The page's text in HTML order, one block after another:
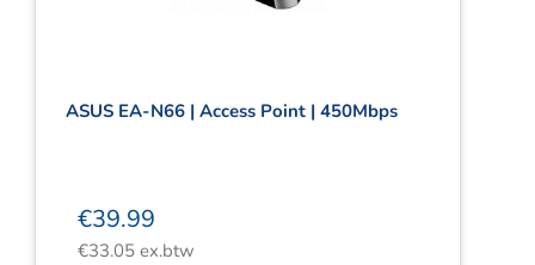
ASUS EA-N66 | Access Point | 450Mbps
€39.99
€33.05ex.btw